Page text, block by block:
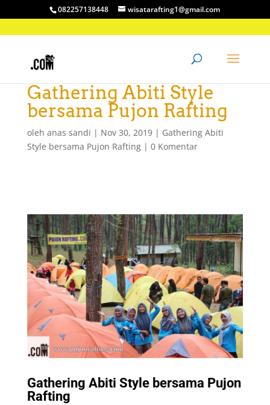
082257138448 wisatarafting1@gmail.com
Gathering Abiti Style
bersama Pujon Rafting
oleh anas sandi | Nov 30, 2019| Gathering Abiti
Style bersama Pujon Rafting| 0 Komentar
Gathering Abiti Style bersama Pujon
Rafting